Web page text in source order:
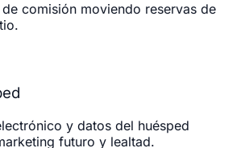
comisión moviendo reservas de
y datos del huésped
futuro y lealtad.